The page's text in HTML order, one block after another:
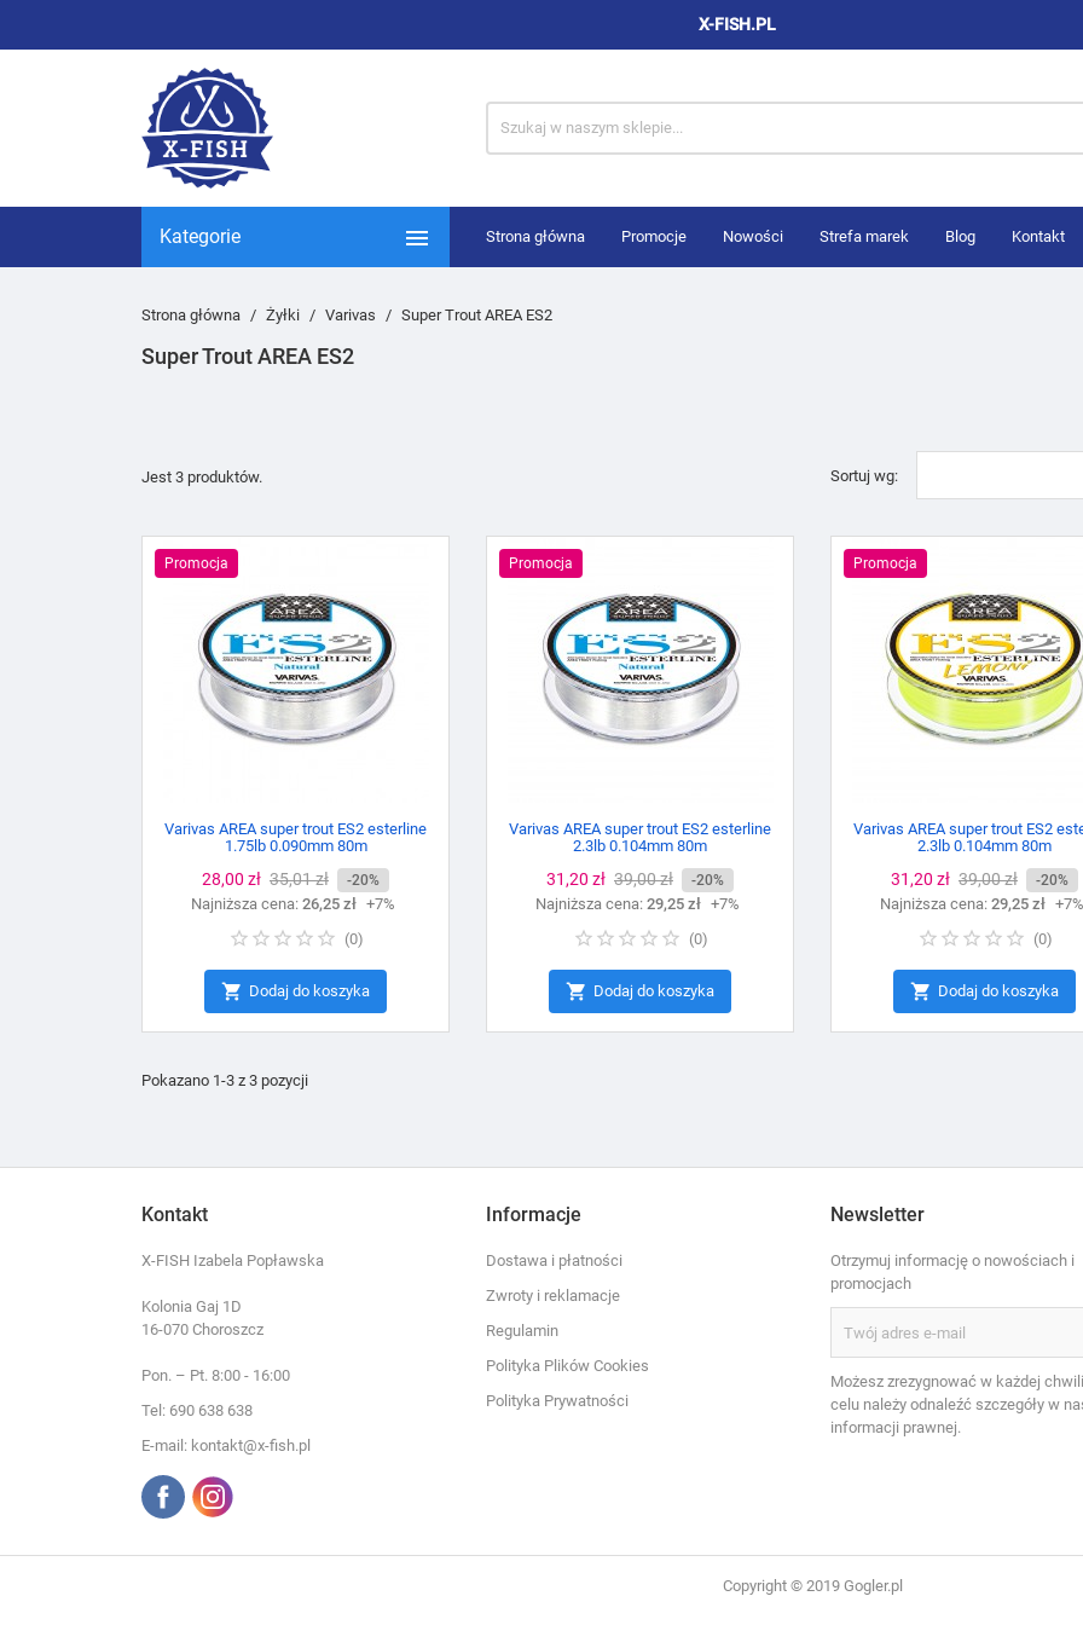
X-FISH.PL
Kategorie  Strona główna Promocje Nowości Strefa marek Blog Kontakt
Strona główna Żyłki Varivas Super Trout AREA ES2
Super Trout AREA ES2
Jest 3 produktów. Sortuj wg:
Promocja
Varivas AREA super trout ES2 esterline
1.75lb 0.090mm 80m
Cena
28,00 zł Cena
podstawowa
35,01 zł -20%
Najniższa cena: 26,25 zł +7%
(0)
 Dodaj do koszyka
Promocja
Varivas AREA super trout ES2 esterline
2.3lb 0.104mm 80m
Cena
31,20 zł Cena
podstawowa
39,00 zł -20%
Najniższa cena: 29,25 zł +7%
(0)
 Dodaj do koszyka
Promocja
Varivas AREA super trout ES2
2.3lb 0.104mm 80m
Cena
31,20 zł Cena
podstawowa
39,00 zł -20%
Najniższa cena: 29,25 zł +7%
(0)
 Dodaj do koszyka
Pokazano 1-3 z 3 pozycji
Kontakt
X-FISH Izabela Popławska
Kolonia Gaj 1D
16-070 Choroszcz
Pon. – Pt. 8:00 - 16:00
Tel: 690 638 638
E-mail: kontakt@x-fish.pl
Informacje
Dostawa i płatności
Zwroty i reklamacje
Regulamin
Polityka Plików Cookies
Polityka Prywatności
Newsletter
Otrzymuj informację o nowościach i
promocjach
Możesz zrezygnować w każdej
celu należy odnaleźć szczegóły w
informacji prawnej.
Copyright © 2019 Gogler.pl